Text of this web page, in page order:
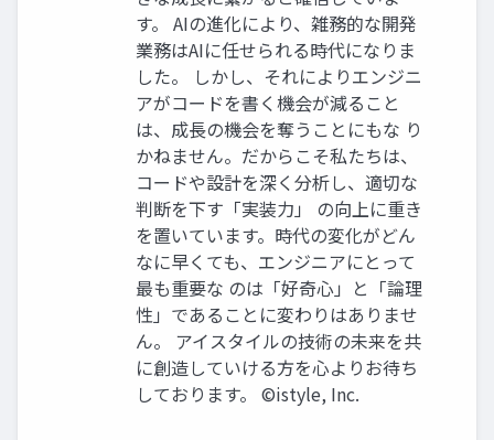
す。 AIの進化により、雑務的な開発
業務はAIに任せられる時代になりま
した。 しかし、それによりエンジニ
アがコードを書く機会が減ること
は、成長の機会を奪うことにもな り
かねません。だからこそ私たちは、
コードや設計を深く分析し、適切な
判断を下す「実装力」 の向上に重き
を置いています。時代の変化がどん
なに早くても、エンジニアにとって
最も重要な のは「好奇心」と「論理
性」であることに変わりはありませ
ん。 アイスタイルの技術の未来を共
に創造していける方を心よりお待ち
しております。 ©istyle, Inc.